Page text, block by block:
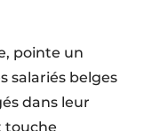
pointe un
salariés belges
dans leur
touche